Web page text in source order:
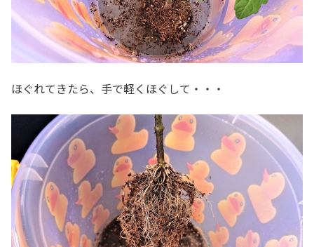
ほぐれてきたら、手で軽くほぐして・・・